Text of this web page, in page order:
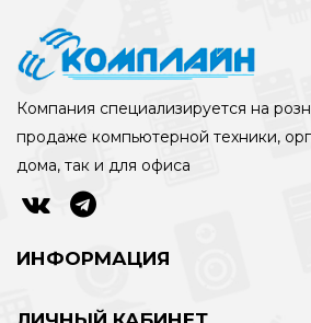
Компания специализируется на
продаже компьютерной техники,
дома, так и для офиса
ИНФОРМАЦИЯ